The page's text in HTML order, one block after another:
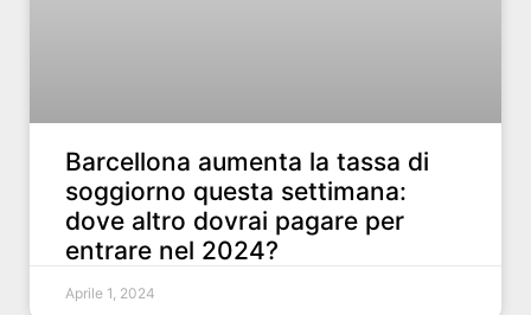
Barcellona aumenta la tassa di
soggiorno questa settimana:
dove altro dovrai pagare per
entrare nel 2024?
Aprile 1, 2024